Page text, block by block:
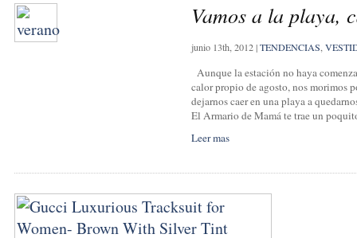
Vamos a la playa,
junio 13th, 2012|TENDENCIAS
Aunque la estación no haya
calor propio de agosto, nos morimos
dejarnos caer en una playa a
El Armario de Mamá te trae un
Leer mas